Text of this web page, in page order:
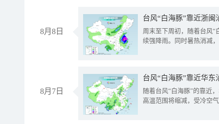
8月8日
台风“白海豚”靠近浙
周末至下周初，随着台风“
续强降雨。同时暑热消减
8月7日
台风“白海豚”靠近华
随着台风“白海豚”的靠近
高温范围将缩减，受冷空